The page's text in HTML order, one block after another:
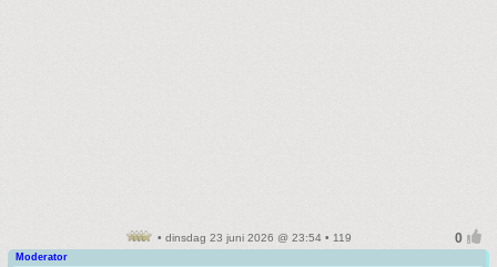
• dinsdag 23 juni 2026 @ 23:54 • 119
Moderator